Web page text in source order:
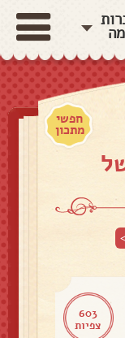
חפשי
מתכון
603
צפיות